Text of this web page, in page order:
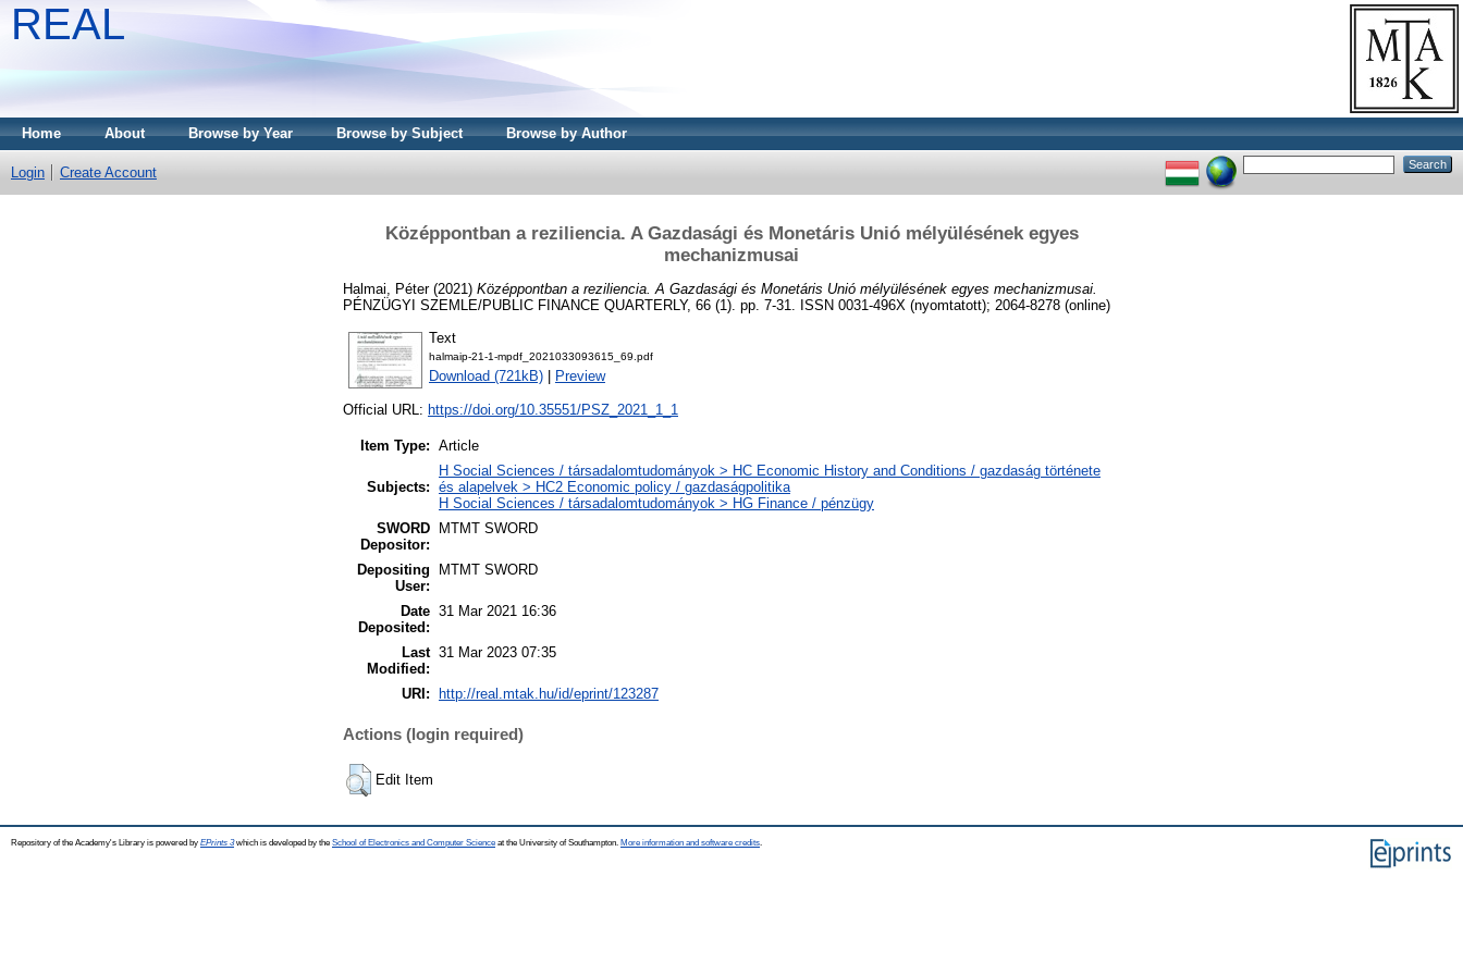
REAL
Home About Browse by Year Browse by Subject Browse by Author
Login Create Account
Középpontban a reziliencia. A Gazdasági és Monetáris Unió mélyülésének egyes
mechanizmusai
Halmai, Péter(2021) Középpontban a reziliencia. A Gazdasági és Monetáris Unió mélyülésének egyes mechanizmusai.
PÉNZÜGYI SZEMLE/PUBLIC FINANCE QUARTERLY, 66 (1). pp. 7-31. ISSN 0031-496X (nyomtatott); 2064-8278 (online)
Text
halmaip-21-1-mpdf_2021033093615_69.pdf
Download (721kB) Preview
Official URL: https://doi.org/10.35551/PSZ_2021_1_1
Item Type: Article
Subjects:
H Social Sciences / társadalomtudományok > HC Economic History and Conditions / gazdaság története
és alapelvek > HC2 Economic policy / gazdaságpolitika
H Social Sciences / társadalomtudományok > HG Finance / pénzügy
SWORD
Depositor:
MTMT SWORD
Depositing
User:
MTMT SWORD
Date
Deposited:
31 Mar 2021 16:36
Last
Modified:
31 Mar 2023 07:35
URI: http://real.mtak.hu/id/eprint/123287
Actions (login required)
Edit Item
Repository of the Academy's Library is powered by EPrints 3which is developed by the School of Electronics and Computer Science at the University of Southampton. More information and software credits